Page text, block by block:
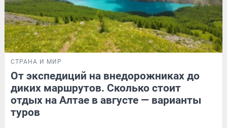
СТРАНА И МИР
От экспедиций на внедорожниках до
диких маршрутов. Сколько стоит
отдых на Алтае в августе — варианты
туров